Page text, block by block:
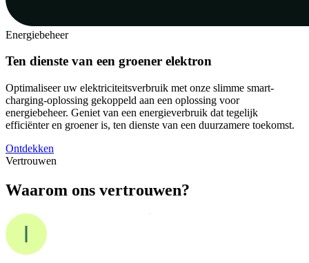
Energiebeheer
Ten dienste van een groener elektron
Optimaliseer uw elektriciteitsverbruik met onze slimme smart-
charging-oplossing gekoppeld aan een oplossing voor
energiebeheer. Geniet van een energieverbruik dat tegelijk
efficiënter en groener is, ten dienste van een duurzamere toekomst.
Ontdekken
Vertrouwen
Waarom ons vertrouwen?